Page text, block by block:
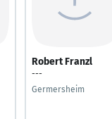
Robert Franzl
---
Germersheim